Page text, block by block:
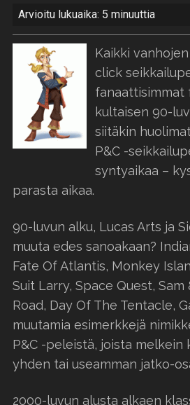
Arvioitu lukuaika: 5 minuuttia
Kaikki
click
fanaattisimmat
kultaisen 90-
siitäkin
P&C -
syntyaikaa –
parasta aikaa.
90-luvun alku, Lucas Arts ja
muuta edes sanoakaan?
Fate Of Atlantis, Monkey
Suit Larry, Space Quest, Sam
Road, Day Of The Tentacle,
muutamia esimerkkejä
P&C -peleistä, joista melkein
yhden tai useamman jatko-
2000-luvun alusta alkaen